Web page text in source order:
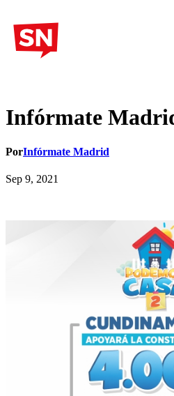
Infórmate
PorInfórmate Madrid
Sep 9, 2021